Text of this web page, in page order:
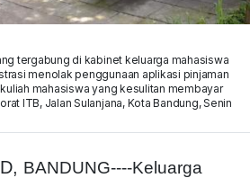
tergabung di kabinet keluarga mahasiswa
menolak penggunaan aplikasi pinjaman
mahasiswa yang kesulitan membayar
ITB, Jalan Sulanjana, Kota Bandung, Senin
BANDUNG----Keluarga